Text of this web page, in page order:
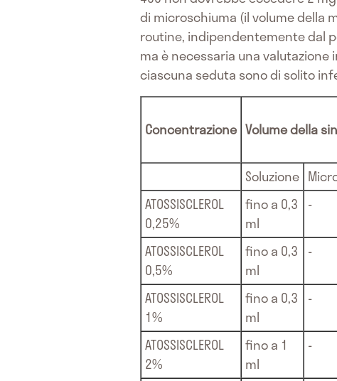
di microschiuma (il volume della
routine, indipendentemente dal
ma è necessaria una
ciascuna seduta sono di solito
Concentrazione Volume della
Soluzione
ATOSSISCLEROL
0,25%
fino a 0,3
ml
-
ATOSSISCLEROL
0,5%
fino a 0,3
ml
-
ATOSSISCLEROL
1%
fino a 0,3
ml
-
ATOSSISCLEROL
2%
fino a 1
ml
-